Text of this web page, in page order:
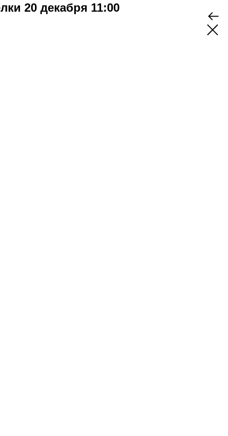
20 декабря 11:00